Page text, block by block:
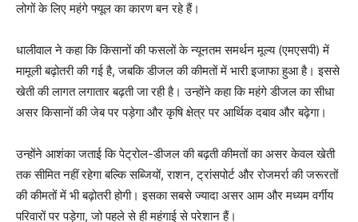
लोगों के लिए महंगे फ्यूल का कारण बन रहे हैं।
धालीवाल ने कहा कि किसानों की फसलों के न्यूनतम समर्थन मूल्य (एमएसपी) में
मामूली बढ़ोतरी की गई है, जबकि डीजल की कीमतों में भारी इजाफा हुआ है। इससे
खेती की लागत लगातार बढ़ती जा रही है। उन्होंने कहा कि महंगे डीजल का सीधा
असर किसानों की जेब पर पड़ेगा और कृषि क्षेत्र पर आर्थिक दबाव और बढ़ेगा।
उन्होंने आशंका जताई कि पेट्रोल-डीजल की बढ़ती कीमतों का असर केवल खेती
तक सीमित नहीं रहेगा बल्कि सब्जियों, राशन, ट्रांसपोर्ट और रोजमर्रा की जरूरतों
की कीमतों में भी बढ़ोतरी होगी। इसका सबसे ज्यादा असर आम और मध्यम वर्गीय
परिवारों पर पड़ेगा, जो पहले से ही महंगाई से परेशान हैं।